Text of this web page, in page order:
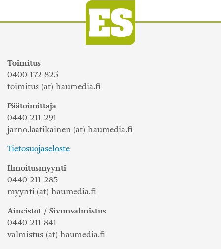
Toimitus
0400 172 825
toimitus (at) haumedia.fi
Päätoimittaja
0440 211 291
jarno.laatikainen (at) haumedia.fi
Tietosuojaseloste
Ilmoitusmyynti
0440 211 285
myynti (at) haumedia.fi
Aineistot / Sivunvalmistus
0440 211 841
valmistus (at) haumedia.fi